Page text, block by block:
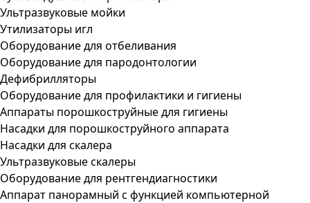
Ультразвуковые мойки
Утилизаторы игл
Оборудование для отбеливания
Оборудование для пародонтологии
Дефибрилляторы
Оборудование для профилактики и гигиены
Аппараты порошкоструйные для гигиены
Насадки для порошкоструйного аппарата
Насадки для скалера
Ультразвуковые скалеры
Оборудование для рентгендиагностики
Аппарат панорамный с функцией компьютерной